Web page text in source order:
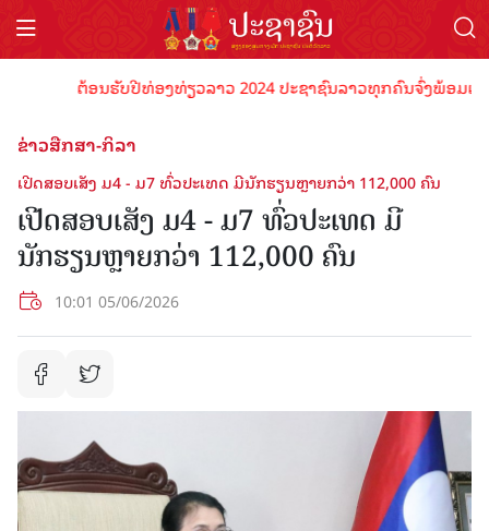
ຕ້ອນຮັບປີທ່ອງທ່ຽວລາວ 2024 ປະຊາຊົນລາວທຸກຄົນຈົ່ງພ້ອມເປັ
ຂ່າວສືກສາ-ກິລາ
ເປີດສອບເສັງ ມ4 - ມ7 ທົ່ວປະເທດ ມີນັກຮຽນຫຼາຍກວ່າ 112,000 ຄົນ
ເປີດສອບເສັງ ມ4 - ມ7 ທົ່ວປະເທດ ມີ
ນັກຮຽນຫຼາຍກວ່າ 112,000 ຄົນ
10:01 05/06/2026